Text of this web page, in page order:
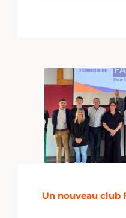
Un nouveau club